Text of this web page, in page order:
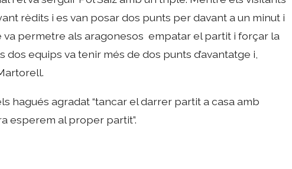
rèdits i es van posar dos punts per davant a un minut i
va permetre als aragonesos empatar el partit i forçar la
equips va tenir més de dos punts d’avantatge i,
hagués agradat “tancar el darrer partit a casa amb
esperem al proper partit”.